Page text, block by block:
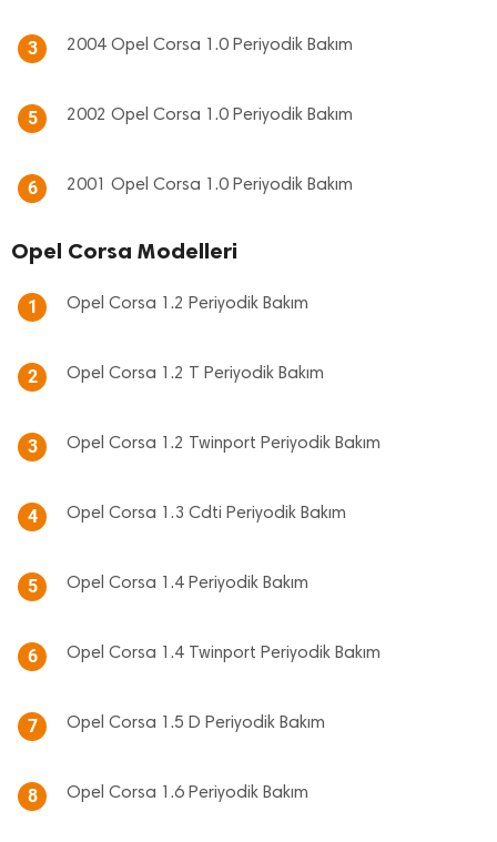
3 2004 Opel Corsa 1.0 Periyodik Bakım
5 2002 Opel Corsa 1.0 Periyodik Bakım
6 2001 Opel Corsa 1.0 Periyodik Bakım
Opel Corsa Modelleri
1 Opel Corsa 1.2 Periyodik Bakım
2 Opel Corsa 1.2 T Periyodik Bakım
3 Opel Corsa 1.2 Twinport Periyodik Bakım
4 Opel Corsa 1.3 Cdti Periyodik Bakım
5 Opel Corsa 1.4 Periyodik Bakım
6 Opel Corsa 1.4 Twinport Periyodik Bakım
7 Opel Corsa 1.5 D Periyodik Bakım
8 Opel Corsa 1.6 Periyodik Bakım